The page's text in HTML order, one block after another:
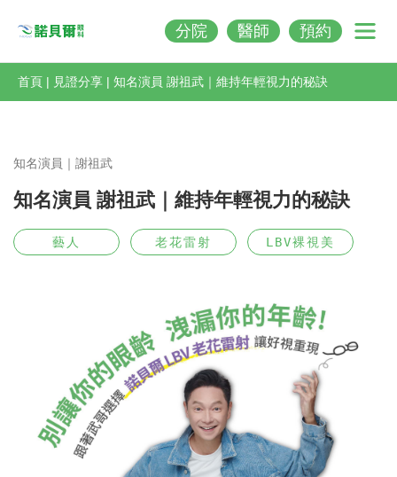
分院 醫師 預約
首頁 | 見證分享 | 知名演員 謝祖武｜維持年輕視力的秘訣
知名演員｜謝祖武
知名演員 謝祖武｜維持年輕視力的秘訣
藝人 老花雷射 LBV裸視美